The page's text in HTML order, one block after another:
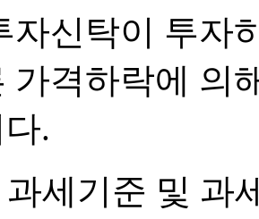
자신탁이 투자
가격하락에 의
.
과세기준 및 과